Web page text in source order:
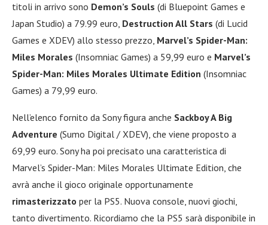
titoli in arrivo sono Demon’s Souls (di Bluepoint Games e
Japan Studio) a 79.99 euro, Destruction All Stars (di Lucid
Games e XDEV) allo stesso prezzo, Marvel’s Spider-Man:
Miles Morales (Insomniac Games) a 59,99 euro e Marvel’s
Spider-Man: Miles Morales Ultimate Edition (Insomniac
Games) a 79,99 euro.
Nell’elenco fornito da Sony figura anche Sackboy A Big
Adventure (Sumo Digital / XDEV), che viene proposto a
69,99 euro. Sony ha poi precisato una caratteristica di
Marvel’s Spider-Man: Miles Morales Ultimate Edition, che
avrà anche il gioco originale opportunamente
rimasterizzato per la PS5. Nuova console, nuovi giochi,
tanto divertimento. Ricordiamo che la PS5 sarà disponibile in